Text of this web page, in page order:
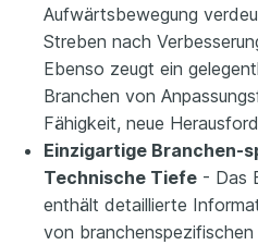
Aufwärtsbewegung
Streben nach
Ebenso zeugt ein
Branchen von
Fähigkeit, neue
Einzigartige Branchen-
Technische Tiefe - Das
enthält detaillierte
von